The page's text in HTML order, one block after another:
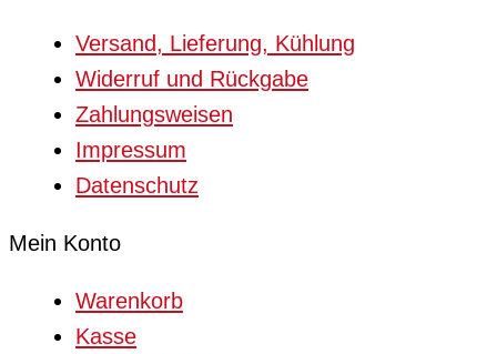
Versand, Lieferung, Kühlung
Widerruf und Rückgabe
Zahlungsweisen
Impressum
Datenschutz
Mein Konto
Warenkorb
Kasse